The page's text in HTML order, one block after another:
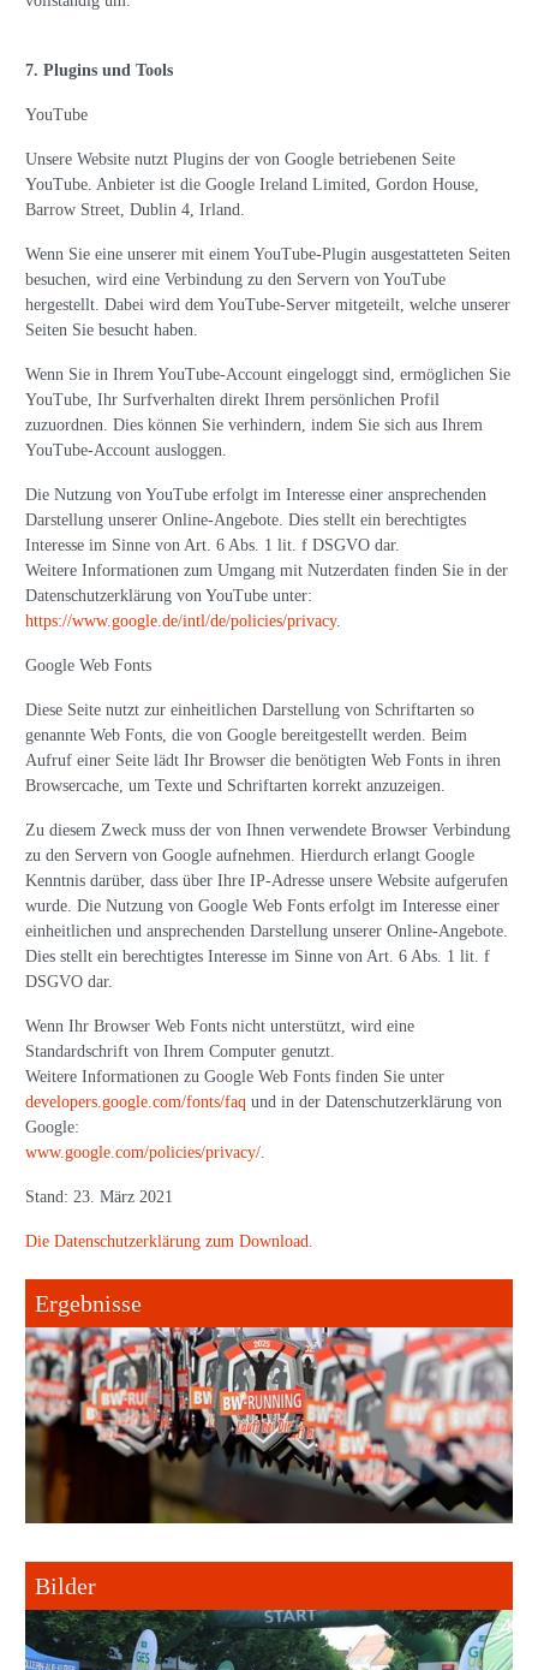
7. Plugins und Tools
YouTube
Unsere Website nutzt Plugins der von Google betriebenen Seite
YouTube. Anbieter ist die Google Ireland Limited, Gordon House,
Barrow Street, Dublin 4, Irland.
Wenn Sie eine unserer mit einem YouTube-Plugin ausgestatteten Seiten
besuchen, wird eine Verbindung zu den Servern von YouTube
hergestellt. Dabei wird dem YouTube-Server mitgeteilt, welche unserer
Seiten Sie besucht haben.
Wenn Sie in Ihrem YouTube-Account eingeloggt sind, ermöglichen Sie
YouTube, Ihr Surfverhalten direkt Ihrem persönlichen Profil
zuzuordnen. Dies können Sie verhindern, indem Sie sich aus Ihrem
YouTube-Account ausloggen.
Die Nutzung von YouTube erfolgt im Interesse einer ansprechenden
Darstellung unserer Online-Angebote. Dies stellt ein berechtigtes
Interesse im Sinne von Art. 6 Abs. 1 lit. f DSGVO dar.
Weitere Informationen zum Umgang mit Nutzerdaten finden Sie in der
Datenschutzerklärung von YouTube unter:
https://www.google.de/intl/de/policies/privacy.
Google Web Fonts
Diese Seite nutzt zur einheitlichen Darstellung von Schriftarten so
genannte Web Fonts, die von Google bereitgestellt werden. Beim
Aufruf einer Seite lädt Ihr Browser die benötigten Web Fonts in ihren
Browsercache, um Texte und Schriftarten korrekt anzuzeigen.
Zu diesem Zweck muss der von Ihnen verwendete Browser Verbindung
zu den Servern von Google aufnehmen. Hierdurch erlangt Google
Kenntnis darüber, dass über Ihre IP-Adresse unsere Website aufgerufen
wurde. Die Nutzung von Google Web Fonts erfolgt im Interesse einer
einheitlichen und ansprechenden Darstellung unserer Online-Angebote.
Dies stellt ein berechtigtes Interesse im Sinne von Art. 6 Abs. 1 lit. f
DSGVO dar.
Wenn Ihr Browser Web Fonts nicht unterstützt, wird eine
Standardschrift von Ihrem Computer genutzt.
Weitere Informationen zu Google Web Fonts finden Sie unter
developers.google.com/fonts/faq und in der Datenschutzerklärung von
Google:
www.google.com/policies/privacy/
Stand: 23. März 2021
Die Datenschutzerklärung zum Download.
Ergebnisse
Bilder